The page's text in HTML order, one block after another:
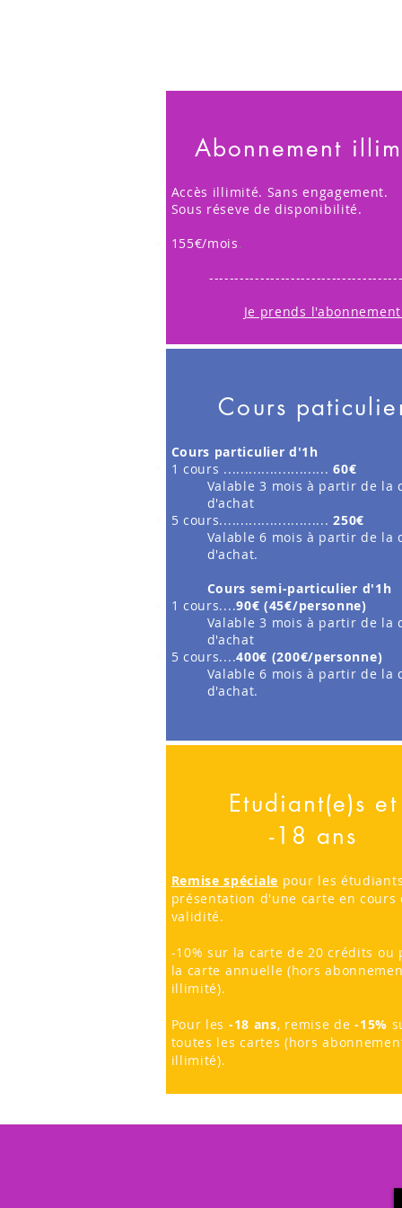
Abonnement
Accès illimité. Sans engagement.
Sous réseve de disponibilité.
155€/mois.
Je prends
Cours
Cours particulier d'1h
1 cours .........................60€
Valable 3 mois à partir de la
d'achat
5 cours..........................250€
Valable 6 mois à partir de la
d'achat.
Cours semi-particulier d'1h
1 cours....90€ (45€/personne)
Valable 3 mois à partir de la
d'achat
5 cours....400€ (200€/personne)
Valable 6 mois à partir de la
d'achat.
Etudiant(e)s et
-18 ans
Remise spéciale pour les
présentation d'une carte en cours
validité.
-10% sur la carte de 20 crédits ou
la carte annuelle (hors
illimité).
Pour les -18 ans, remise de -15%
toutes les cartes (hors
illimité).